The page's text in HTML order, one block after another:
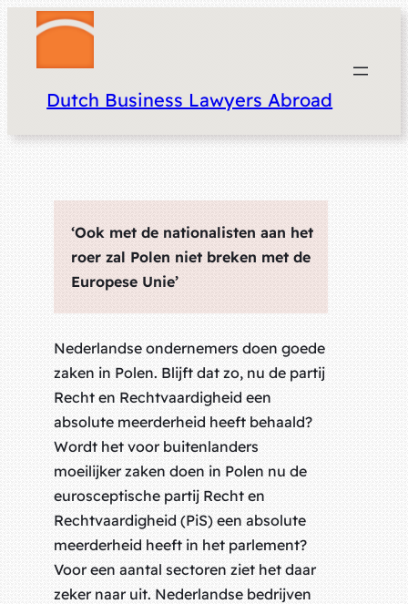
Dutch Business Lawyers Abroad
‘Ook met de nationalisten aan het
roer zal Polen niet breken met de
Europese Unie’
Nederlandse ondernemers doen goede
zaken in Polen. Blijft dat zo, nu de partij
Recht en Rechtvaardigheid een
absolute meerderheid heeft behaald?
Wordt het voor buitenlanders
moeilijker zaken doen in Polen nu de
eurosceptische partij Recht en
Rechtvaardigheid (PiS) een absolute
meerderheid heeft in het parlement?
Voor een aantal sectoren ziet het daar
zeker naar uit. Nederlandse bedrijven